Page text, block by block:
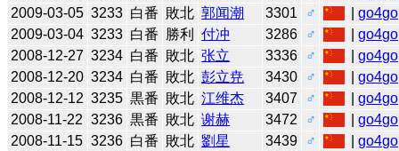
2009-03-05 3233 白番 敗北 郭闻潮 3301 ♂ |go4go
2009-03-04 3233 白番 勝利 付冲 3286 ♂ |go4go
2008-12-27 3234 白番 敗北 张立 3336 ♂ |go4go
2008-12-20 3234 白番 敗北 彭立尭 3430 ♂ |go4go
2008-12-12 3235 黒番 敗北 江维杰 3407 ♂ |go4go
2008-11-22 3236 黒番 敗北 谢赫 3472 ♂ |go4go
2008-11-15 3236 白番 敗北 劉星 3439 ♂ |go4go